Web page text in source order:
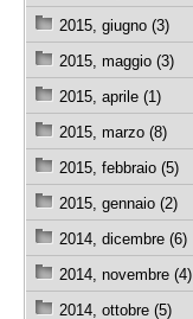
2015, giugno (3)
2015, maggio (3)
2015, aprile (1)
2015, marzo (8)
2015, febbraio (5)
2015, gennaio (2)
2014, dicembre (6)
2014, novembre (4)
2014, ottobre (5)